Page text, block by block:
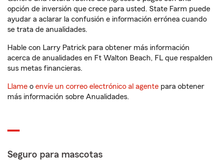
opción de inversión que crece para usted. State Farm puede
ayudar a aclarar la confusión e información errónea cuando
se trata de anualidades.
Hable con Larry Patrick para obtener más información
acerca de anualidades en Ft Walton Beach, FL que respalden
sus metas financieras.
Llame o envíe un correo electrónico al agente para obtener
más información sobre Anualidades.
Seguro para mascotas